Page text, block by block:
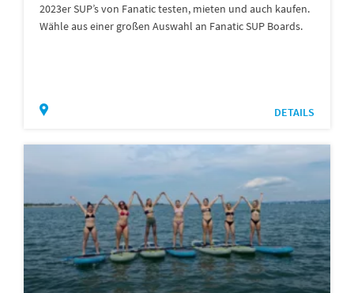
2023er SUP’s von Fanatic testen, mieten und auch kaufen.
Wähle aus einer großen Auswahl an Fanatic SUP Boards.
DETAILS